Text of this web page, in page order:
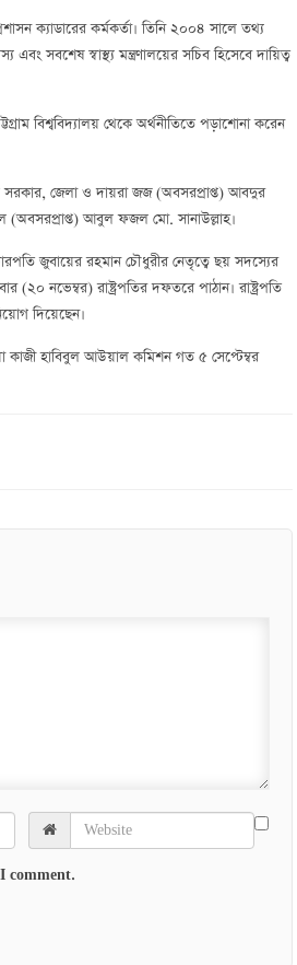
ক্যাডারের কর্মকর্তা। তিনি ২০০৪ সালে তথ্য
সবশেষ স্বাস্থ্য মন্ত্রণালয়ের সচিব হিসেবে দায়িত্ব
বিশ্ববিদ্যালয় থেকে অর্থনীতিতে পড়াশোনা করেন
সরকার, জেলা ও দায়রা জজ (অবসরপ্রাপ্ত) আবদুর
(অবসরপ্রাপ্ত) আবুল ফজল মো. সানাউল্লাহ।
জুবায়ের রহমান চৌধুরীর নেতৃত্বে ছয় সদস্যের
নভেম্বর) রাষ্ট্রপতির দফতরে পাঠান। রাষ্ট্রপতি
দিয়েছেন।
হাবিবুল আউয়াল কমিশন গত ৫ সেপ্টেম্বর
comment.